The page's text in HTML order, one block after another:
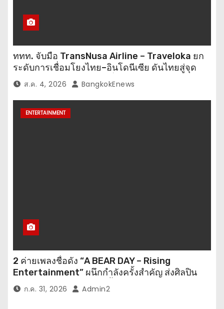
ททท. จับมือ TransNusa Airline – Traveloka ยก
ระดับการเชื่อมโยงไทย–อินโดนีเซีย ดันไทยสู่จุด
หมายปลายทางคุณภาพ เชื่อม Asean Tourism
และ Muslim-Friendly Destination
ส.ค. 4, 2026 BangkokEnews
ENTERTAINMENT
2 ค่ายเพลงชื่อดัง “A BEAR DAY – Rising
Entertainment” ผนึกกำลังครั้งสำคัญ ส่งศิลปิน
“เบสท์ – เบลล์” ปล่อยซิงเกิ้ลพิเศษ เอาใจคนอินเลิฟ
ก.ค. 31, 2026 Admin2